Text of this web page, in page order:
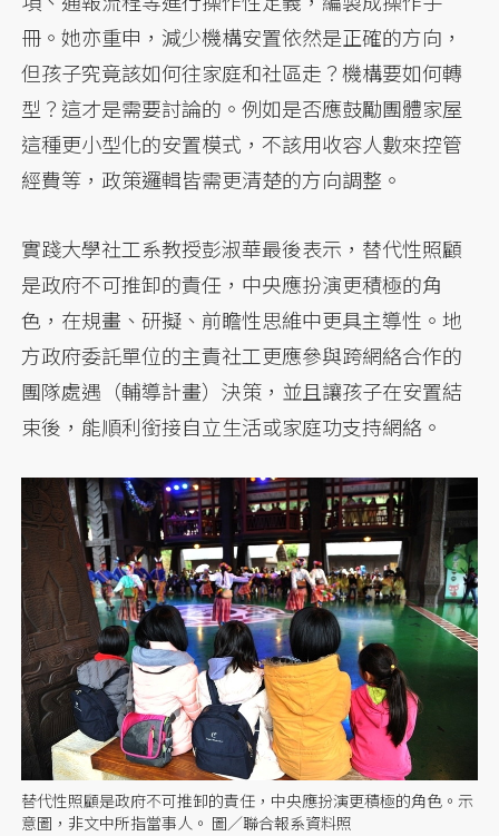
冊。她亦重申，減少機構安置依然是正確的方向，
但孩子究竟該如何往家庭和社區走？機構要如何轉
型？這才是需要討論的。例如是否應鼓勵團體家屋
這種更小型化的安置模式，不該用收容人數來控管
經費等，政策邏輯皆需更清楚的方向調整。
實踐大學社工系教授彭淑華最後表示，替代性照顧
是政府不可推卸的責任，中央應扮演更積極的角
色，在規畫、研擬、前瞻性思維中更具主導性。地
方政府委託單位的主責社工更應參與跨網絡合作的
團隊處遇（輔導計畫）決策，並且讓孩子在安置結
束後，能順利銜接自立生活或家庭功支持網絡。
替代性照顧是政府不可推卸的責任，中央應扮演更積極的角色。示
意圖，非文中所指當事人。 圖／聯合報系資料照